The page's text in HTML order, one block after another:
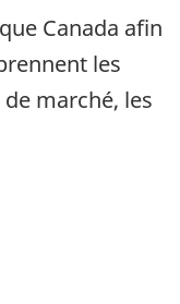
Canada afin
les
marché, les